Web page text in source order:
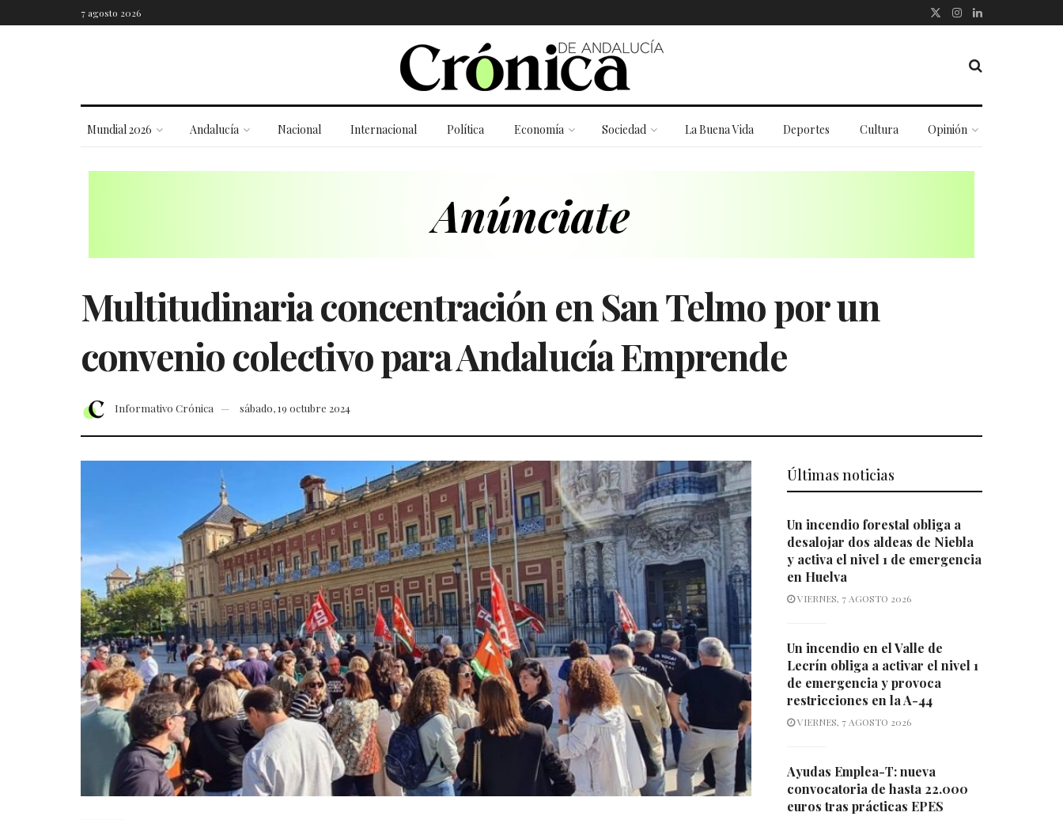
7 agosto 2026
Mundial 2026 Andalucía Nacional Internacional Política Economía Sociedad La Buena Vida Deportes Cultura Opinión
Multitudinaria concentración en San Telmo por un
convenio colectivo para Andalucía Emprende
Informativo Crónica sábado, 19 octubre 2024
Últimas noticias
Un incendio forestal obliga a
desalojar dos aldeas de Niebla
y activa el nivel 1 de emergencia
en Huelva
VIERNES, 7 AGOSTO 2026
Un incendio en el Valle de
Lecrín obliga a activar el nivel 1
de emergencia y provoca
restricciones en la A-44
VIERNES, 7 AGOSTO 2026
Ayudas Emplea-T: nueva
convocatoria de hasta 22.000
euros tras prácticas EPES